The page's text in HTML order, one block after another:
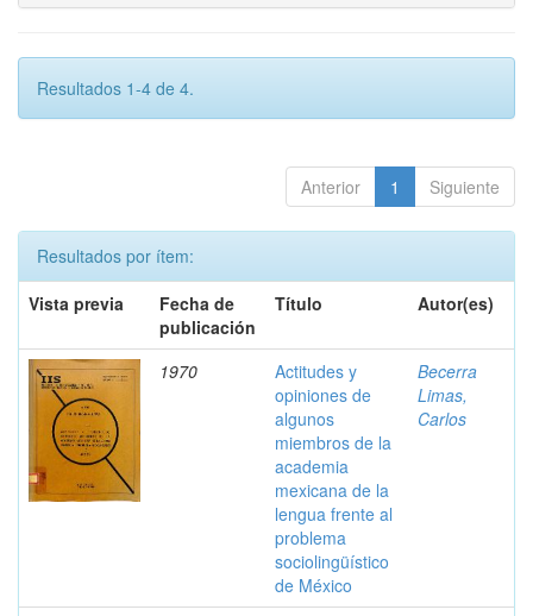
Resultados 1-4 de 4.
Anterior 1 Siguiente
Resultados por ítem:
Vista previa
Fecha de
publicación
Título Autor(es)
1970
Actitudes y
opiniones de
algunos
miembros de la
academia
mexicana de la
lengua frente al
problema
sociolingüístico
de México
Becerra
Limas,
Carlos